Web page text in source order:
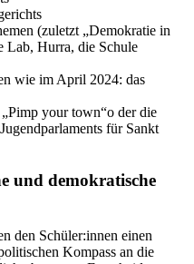
(zuletzt „Demokratie in
Lab, Hurra, die Schule
wie im April 2024: das
your town“o der die
für Sankt
und demokratische
den Schüler:innen einen
Kompass an die